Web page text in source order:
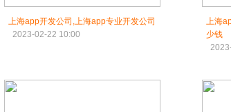
上海app开发公司,上海app专业开发公司
2023-02-22 10:00
上海
少钱